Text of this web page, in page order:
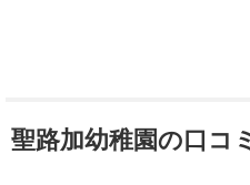
聖路加幼稚園の口コ